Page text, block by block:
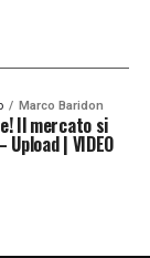
Marco Baridon
Il mercato si
| VIDEO